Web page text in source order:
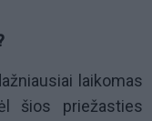
laikomas
šios priežasties